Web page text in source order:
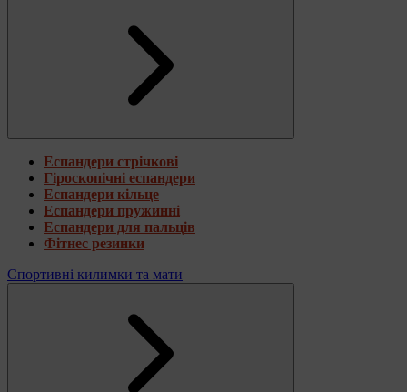
Еспандери стрічкові
Гіроскопічні еспандери
Еспандери кільце
Еспандери пружинні
Еспандери для пальців
Фітнес резинки
Спортивні килимки та мати